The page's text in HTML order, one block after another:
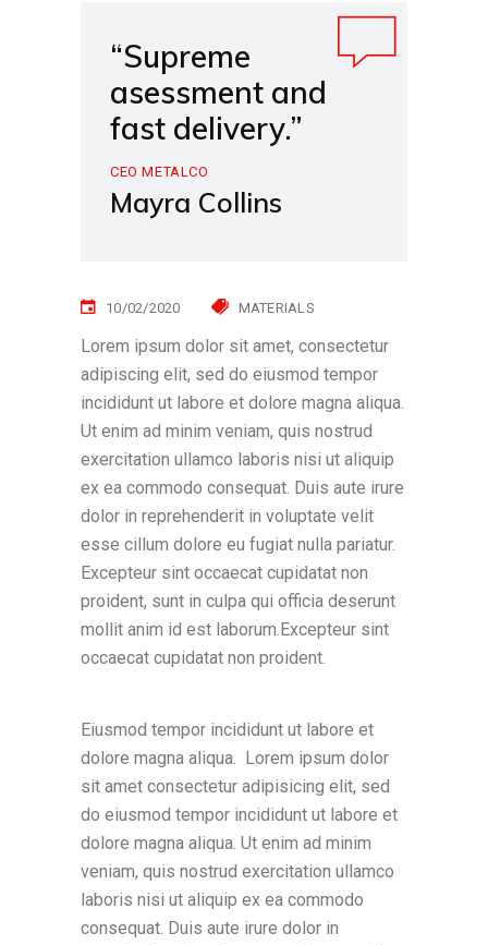
“Supreme
asessment and
fast delivery.”
CEO METALCO
Mayra Collins
10/02/2020 MATERIALS
Lorem ipsum dolor sit amet, consectetur
adipiscing elit, sed do eiusmod tempor
incididunt ut labore et dolore magna aliqua.
Ut enim ad minim veniam, quis nostrud
exercitation ullamco laboris nisi ut aliquip
ex ea commodo consequat. Duis aute irure
dolor in reprehenderit in voluptate velit
esse cillum dolore eu fugiat nulla pariatur.
Excepteur sint occaecat cupidatat non
proident, sunt in culpa qui officia deserunt
mollit anim id est laborum.Excepteur sint
occaecat cupidatat non proident.
Eiusmod tempor incididunt ut labore et
dolore magna aliqua. Lorem ipsum dolor
sit amet consectetur adipisicing elit, sed
do eiusmod tempor incididunt ut labore et
dolore magna aliqua. Ut enim ad minim
veniam, quis nostrud exercitation ullamco
laboris nisi ut aliquip ex ea commodo
consequat. Duis aute irure dolor in